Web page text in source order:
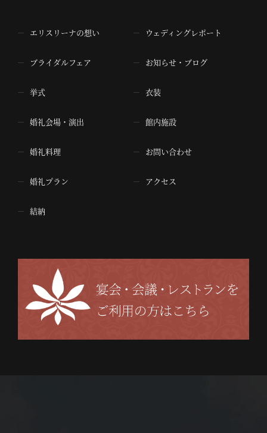
エリスリーナの想い
ブライダルフェア
挙式
婚礼会場・演出
婚礼料理
婚礼プラン
結納
ウェディングレポート
お知らせ・ブログ
衣装
館内施設
お問い合わせ
アクセス